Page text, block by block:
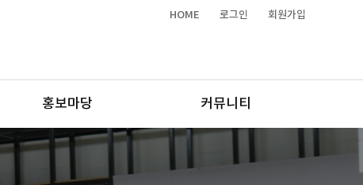
HOME 로그인 회원가입
홍보마당 커뮤니티